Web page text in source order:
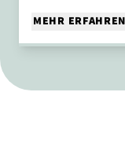
MEHR ERFAHREN